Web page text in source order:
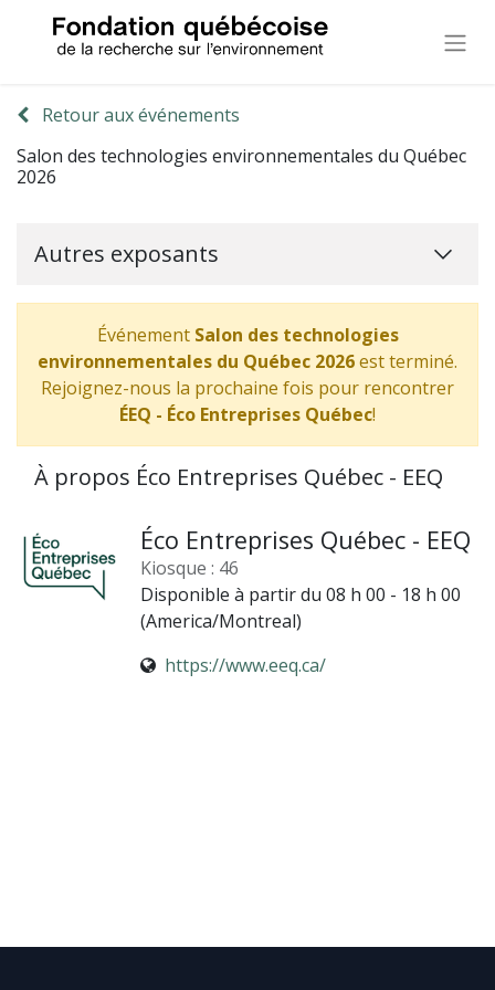
Retour aux événements
Salon des technologies environnementales du Québec
2026
Autres exposants
Événement Salon des technologies
environnementales du Québec 2026est terminé.
Rejoignez-nous la prochaine fois pour rencontrer
ÉEQ - Éco Entreprises Québec!
À propos Éco Entreprises Québec - EEQ
Éco Entreprises Québec - EEQ
Kiosque : 46
Disponible à partir du 08 h 00 - 18 h 00
(America/Montreal)
https://www.eeq.ca/